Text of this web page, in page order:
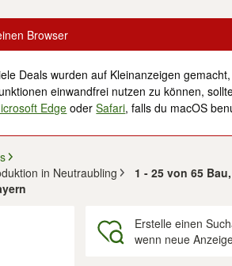
Browser
Deals wurden auf Kleinanzeigen
einwandfrei nutzen zu können,
Edge oderSafari, falls du macOS
in Neutraubling
1 - 25 von 65
Erstelle einen
wenn neue